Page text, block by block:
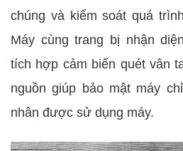
chúng và kiểm soát quá
Máy cùng trang bị nhận
tích hợp cảm biến quét vân
nguồn giúp bảo mật máy
nhân được sử dụng máy.